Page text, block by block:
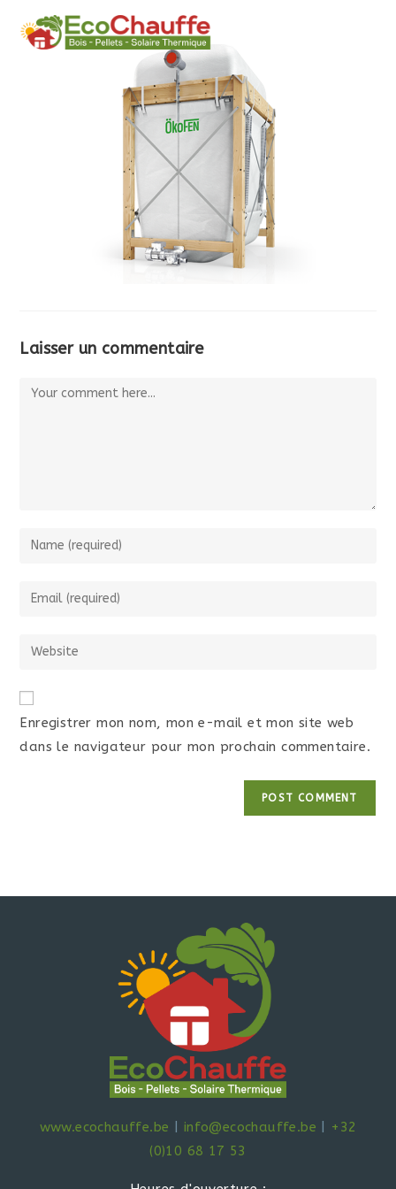
Laisser un commentaire
Enregistrer mon nom, mon e-mail et mon site web
dans le navigateur pour mon prochain commentaire.
www.ecochauffe.be info@ecochauffe.be
+32
(0)10 68 17 53